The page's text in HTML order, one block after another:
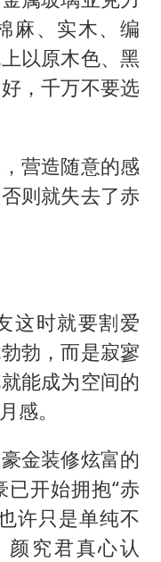
麻、实木、编
以原木色、黑
，千万不要选
营造随意的感
则就失去了赤
这时就要割爱
勃，而是寂寥
能成为空间的
感。
金装修炫富的
开始拥抱“赤
许只是单纯不
颜究君真心认